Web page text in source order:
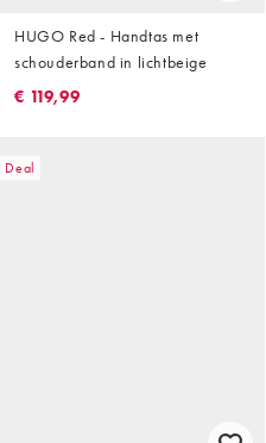
HUGO Red - Handtas met
schouderband in lichtbeige
€ 119,99
Deal